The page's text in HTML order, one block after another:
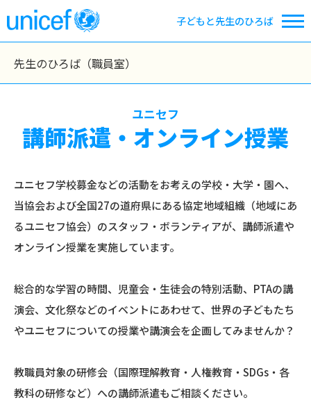
子どもと先生のひろば
先生のひろば（職員室）
ユニセフ
講師派遣・オンライン授業
ユニセフ学校募金などの活動をお考えの学校・大学・園へ、
当協会および全国27の道府県にある協定地域組織（地域にあ
るユニセフ協会）のスタッフ・ボランティアが、講師派遣や
オンライン授業を実施しています。
総合的な学習の時間、児童会・生徒会の特別活動、PTAの講
演会、文化祭などのイベントにあわせて、世界の子どもたち
やユニセフについての授業や講演会を企画してみませんか？
教職員対象の研修会（国際理解教育・人権教育・SDGs・各
教科の研修など）への講師派遣もご相談ください。